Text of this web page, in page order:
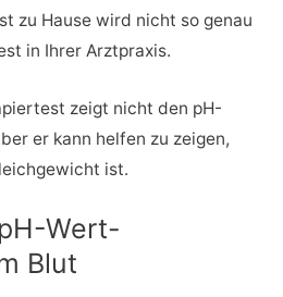
zu Hause wird nicht so genau
in Ihrer Arztpraxis.
zeigt nicht den pH-
er kann helfen zu zeigen,
ist.
Wert-
Blut